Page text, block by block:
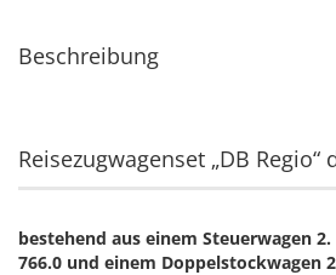
Beschreibung
Reisezugwagenset „DB Regio“
bestehend aus einem Steuerwagen 2.
766.0 und einem Doppelstockwagen